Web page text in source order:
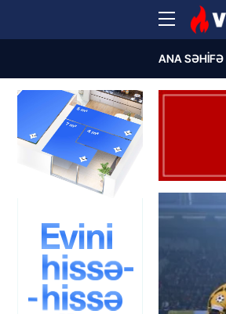
ANA SƏHIFƏ